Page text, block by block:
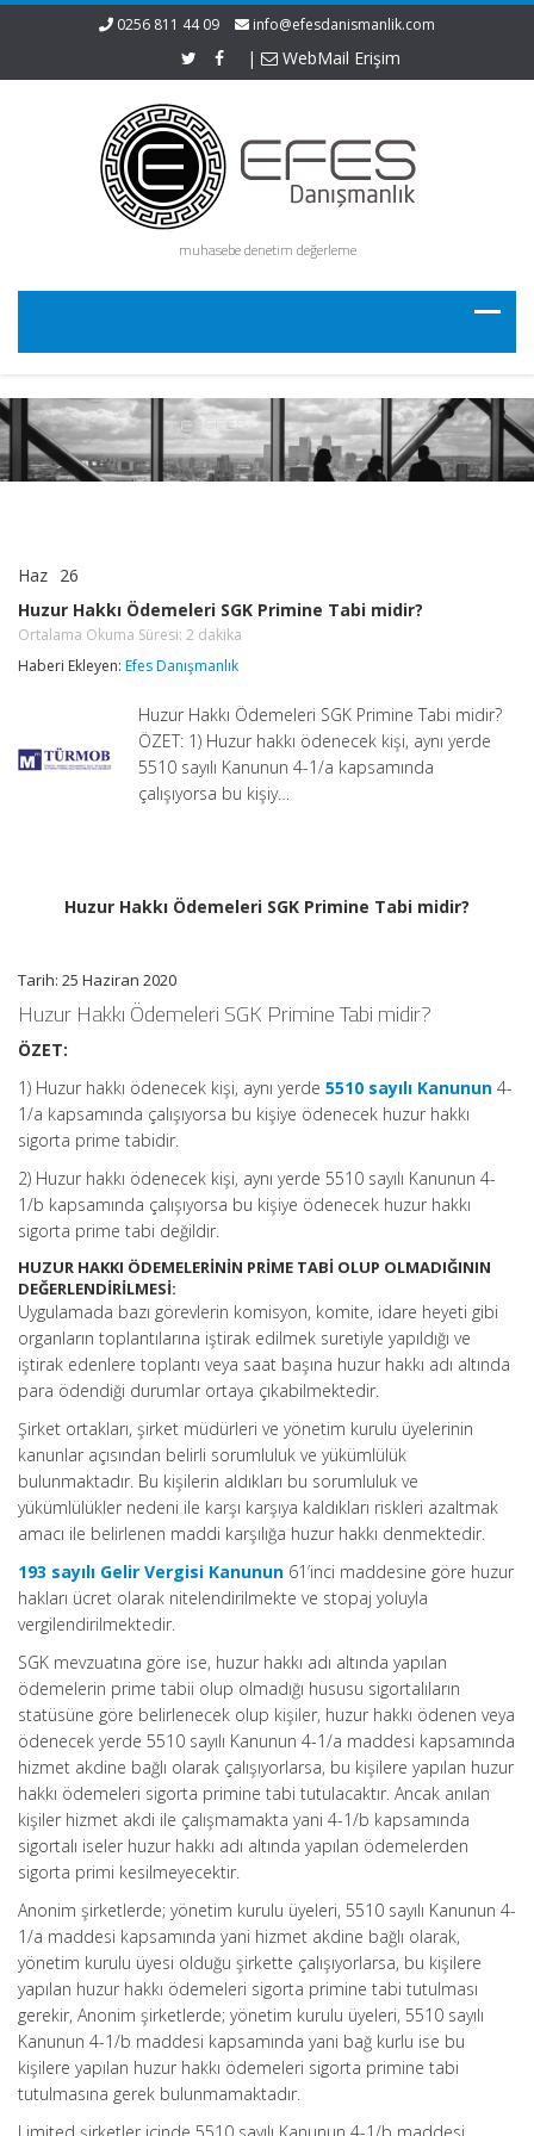
0256 811 44 09 info@efesdanismanlik.com
| WebMail Erişim
muhasebe denetim değerleme
Haz 26
Ödemeleri
SGK
Primine
Tabi
Ortalama
Okuma
Süresi:
dakika
Huzur Hakkı Ödemeleri SGK Primine Tabi midir?
Ortalama Okuma Süresi: 2 dakika
Haberi Ekleyen: Efes Danışmanlık
Huzur Hakkı Ödemeleri SGK Primine Tabi midir?
ÖZET: 1) Huzur hakkı ödenecek kişi, aynı yerde
5510 sayılı Kanunun 4-1/a kapsamında
çalışıyorsa bu kişiy…
Huzur Hakkı Ödemeleri SGK Primine Tabi midir?
Tarih: 25 Haziran 2020
Huzur Hakkı Ödemeleri SGK Primine Tabi midir?
ÖZET:
1) Huzur hakkı ödenecek kişi, aynı yerde 5510 sayılı Kanunun 4-
1/a kapsamında çalışıyorsa bu kişiye ödenecek huzur hakkı
sigorta prime tabidir.
2) Huzur hakkı ödenecek kişi, aynı yerde 5510 sayılı Kanunun 4-
1/b kapsamında çalışıyorsa bu kişiye ödenecek huzur hakkı
sigorta prime tabi değildir.
HUZUR HAKKI ÖDEMELERİNİN PRİME TABİ OLUP OLMADIĞININ
DEĞERLENDİRİLMESİ:
Uygulamada bazı görevlerin komisyon, komite, idare heyeti gibi
organların toplantılarına iştirak edilmek suretiyle yapıldığı ve
iştirak edenlere toplantı veya saat başına huzur hakkı adı altında
para ödendiği durumlar ortaya çıkabilmektedir.
Şirket ortakları, şirket müdürleri ve yönetim kurulu üyelerinin
kanunlar açısından belirli sorumluluk ve yükümlülük
bulunmaktadır. Bu kişilerin aldıkları bu sorumluluk ve
yükümlülükler nedeni ile karşı karşıya kaldıkları riskleri azaltmak
amacı ile belirlenen maddi karşılığa huzur hakkı denmektedir.
193 sayılı Gelir Vergisi Kanunun 61’inci maddesine göre huzur
hakları ücret olarak nitelendirilmekte ve stopaj yoluyla
vergilendirilmektedir.
SGK mevzuatına göre ise, huzur hakkı adı altında yapılan
ödemelerin prime tabii olup olmadığı hususu sigortalıların
statüsüne göre belirlenecek olup kişiler, huzur hakkı ödenen veya
ödenecek yerde 5510 sayılı Kanunun 4-1/a maddesi kapsamında
hizmet akdine bağlı olarak çalışıyorlarsa, bu kişilere yapılan huzur
hakkı ödemeleri sigorta primine tabi tutulacaktır. Ancak anılan
kişiler hizmet akdi ile çalışmamakta yani 4-1/b kapsamında
sigortalı iseler huzur hakkı adı altında yapılan ödemelerden
sigorta primi kesilmeyecektir.
Anonim şirketlerde; yönetim kurulu üyeleri, 5510 sayılı Kanunun 4-
1/a maddesi kapsamında yani hizmet akdine bağlı olarak,
yönetim kurulu üyesi olduğu şirkette çalışıyorlarsa, bu kişilere
yapılan huzur hakkı ödemeleri sigorta primine tabi tutulması
gerekir, Anonim şirketlerde; yönetim kurulu üyeleri, 5510 sayılı
Kanunun 4-1/b maddesi kapsamında yani bağ kurlu ise bu
kişilere yapılan huzur hakkı ödemeleri sigorta primine tabi
tutulmasına gerek bulunmamaktadır.